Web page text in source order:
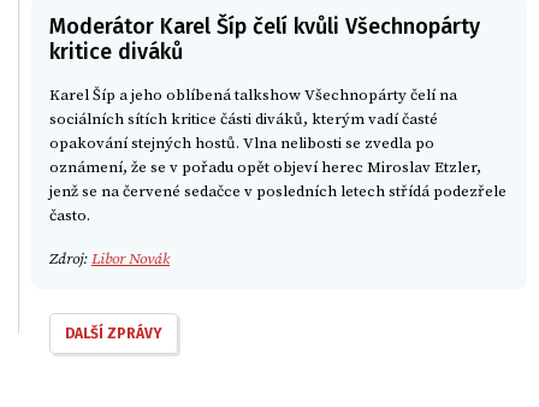
Moderátor Karel Šíp čelí kvůli Všechnopárty
kritice diváků
Karel Šíp a jeho oblíbená talkshow Všechnopárty čelí na
sociálních sítích kritice části diváků, kterým vadí časté
opakování stejných hostů. Vlna nelibosti se zvedla po
oznámení, že se v pořadu opět objeví herec Miroslav Etzler,
jenž se na červené sedačce v posledních letech střídá podezřele
často.
Zdroj:Libor Novák
DALŠÍ ZPRÁVY